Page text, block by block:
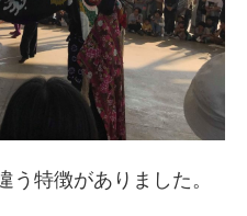
う特徴がありました。